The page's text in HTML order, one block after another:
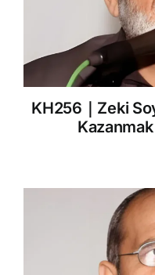
KH256｜Zeki
Kazanmak